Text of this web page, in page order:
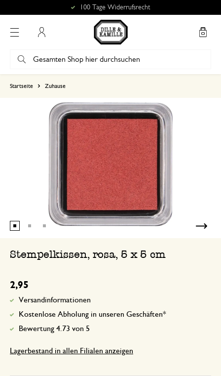
100 Tage Widerrufsrecht
Startseite Zuhause
Stempelkissen, rosa, 5 x 5 cm
2,95
Versandinformationen
Kostenlose Abholung in unseren Geschäften*
Bewertung 4.73 von 5
Lagerbestand in allen Filialen anzeigen
4
3
2
1
Dis Farbe war eher rötlich.
23. April 2023
Sie per E-Mail kontaktiert.